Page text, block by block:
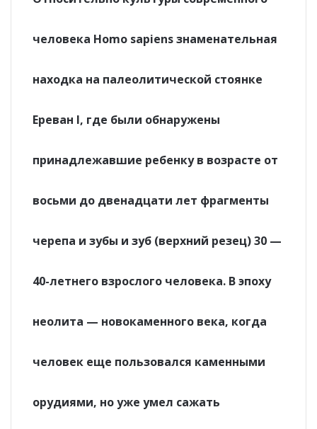
человека Homo sapiens знаменательная
находка на палеолитической стоянке
Ереван I, где были обнаружены
принадлежавшие ребенку в возрасте от
восьми до двенадцати лет фрагменты
черепа и зубы и зуб (верхний резец) 30 —
40-летнего взрослого человека. В эпоху
неолита — новокаменного века, когда
человек еще пользовался каменными
орудиями, но уже умел сажать